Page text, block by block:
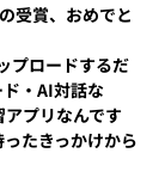
受賞、おめでと
プロードするだ
・AI対話な
プリなんです
たきっかけから